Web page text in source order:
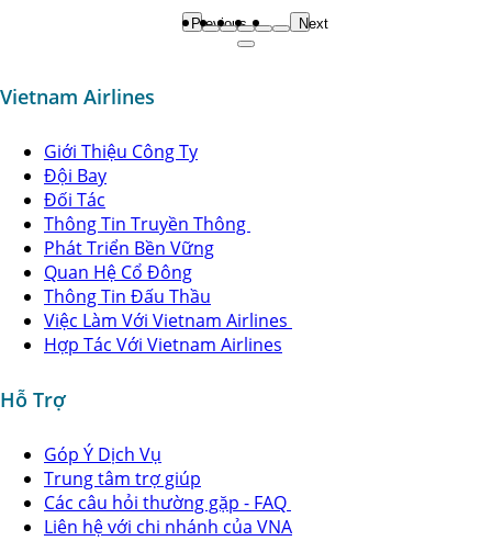
Previous Next
Vietnam Airlines
Giới Thiệu Công Ty
Đội Bay
Đối Tác
Thông Tin Truyền Thông
Phát Triển Bền Vững
Quan Hệ Cổ Đông
Thông Tin Đấu Thầu
Việc Làm Với Vietnam Airlines
Hợp Tác Với Vietnam Airlines
Hỗ Trợ
Góp Ý Dịch Vụ
Trung tâm trợ giúp
Các câu hỏi thường gặp - FAQ
Liên hệ với chi nhánh của VNA